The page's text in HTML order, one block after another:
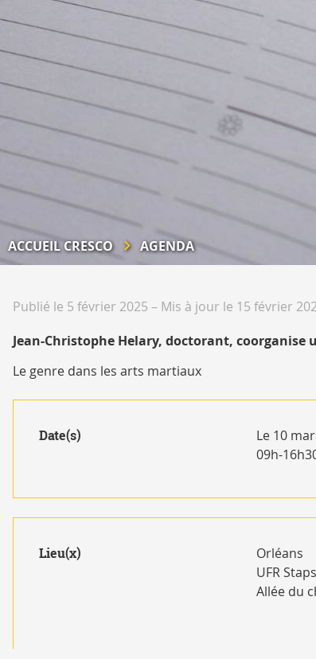
ACCUEIL CRESCO AGENDA
Publié le 5 février 2025 – Mis à jour le 15 février
Jean-Christophe Helary, doctorant,
Le genre dans les arts martiaux
Date(s)
Le 10
09h-
Lieu(x)
Orléans
UFR Staps
Allée du